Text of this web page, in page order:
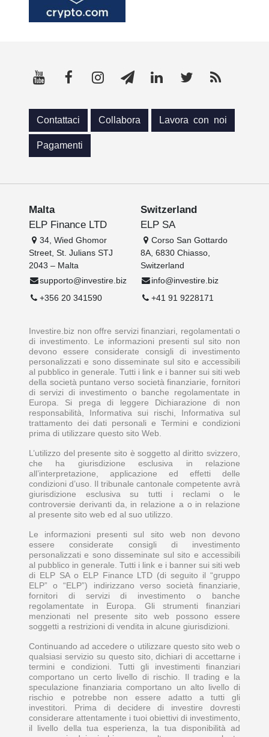
Contattaci Collabora Lavora con noi
Pagamenti
Malta
ELP Finance LTD
34, Wied Ghomor
Street, St. Julians STJ
2043 – Malta
supporto@investire.biz
+356 20 341590
Switzerland
ELP SA
Corso San Gottardo
8A, 6830 Chiasso,
Switzerland
info@investire.biz
+41 91 9228171
Investire.biz non offre servizi finanziari, regolamentati o
di investimento. Le informazioni presenti sul sito non
devono essere considerate consigli di investimento
personalizzati e sono disseminate sul sito e accessibili
al pubblico in generale. Tutti i link e i banner sui siti web
della società puntano verso società finanziarie, fornitori
di servizi di investimento o banche regolamentate in
Europa. Si prega di leggere Dichiarazione di non
responsabilità, Informativa sui rischi, Informativa sul
trattamento dei dati personali e Termini e condizioni
prima di utilizzare questo sito Web.
L’utilizzo del presente sito è soggetto al diritto svizzero,
che ha giurisdizione esclusiva in relazione
all’interpretazione, applicazione ed effetti delle
condizioni d’uso. Il tribunale cantonale competente avrà
giurisdizione esclusiva su tutti i reclami o le
controversie derivanti da, in relazione a o in relazione
al presente sito web ed al suo utilizzo.
Le informazioni presenti sul sito web non devono
essere considerate consigli di investimento
personalizzati e sono disseminate sul sito e accessibili
al pubblico in generale. Tutti i link e i banner sui siti web
di ELP SA o ELP Finance LTD (di seguito il “gruppo
ELP” o “ELP”) indirizzano verso società finanziarie,
fornitori di servizi di investimento o banche
regolamentate in Europa. Gli strumenti finanziari
menzionati nel presente sito web possono essere
soggetti a restrizioni di vendita in alcune giurisdizioni.
Continuando ad accedere o utilizzare questo sito web o
qualsiasi servizio su questo sito, dichiari di accettarne i
termini e condizioni. Tutti gli investimenti finanziari
comportano un certo livello di rischio. Il trading e la
speculazione finanziaria comportano un alto livello di
rischio e potrebbe non essere adatto a tutti gli
investitori. Prima di decidere di investire dovresti
considerare attentamente i tuoi obiettivi di investimento,
il livello della tua esperienza, la tua disponibilità ad